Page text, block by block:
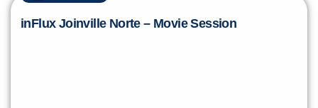
inFlux Joinville Norte – Movie Session